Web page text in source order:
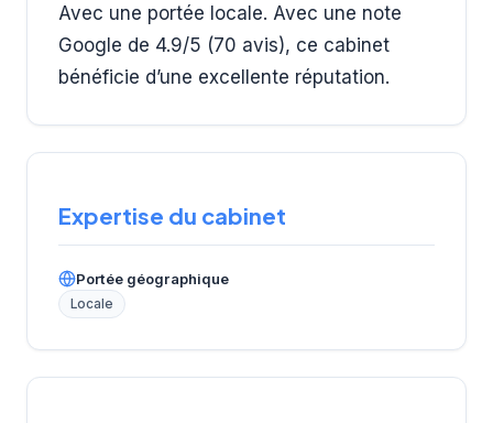
Avec une portée locale. Avec une note
Google de 4.9/5 (70 avis), ce cabinet
bénéficie d’une excellente réputation.
Expertise du cabinet
Portée géographique
Locale